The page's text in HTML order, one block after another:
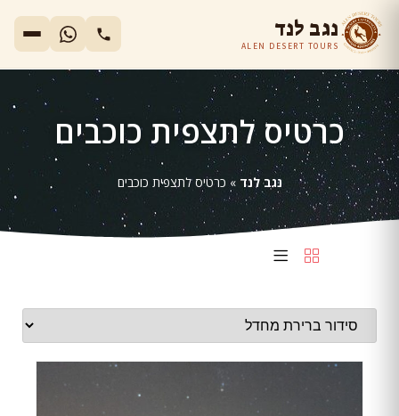
נגב לנד
ALEN DESERT TOURS
כרטיס לתצפית כוכבים
נגב לנד » כרטיס לתצפית כוכבים